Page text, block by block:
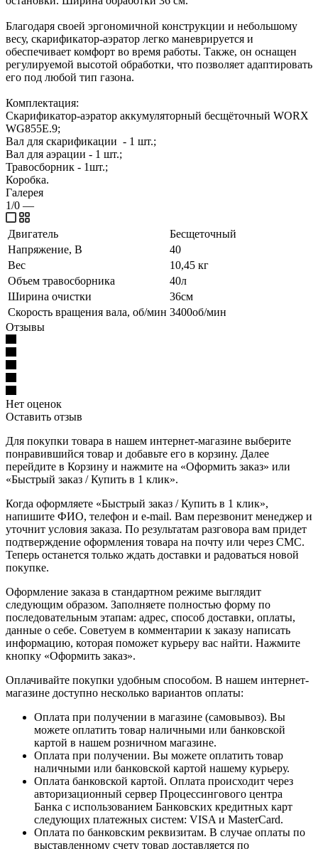
Благодаря своей эргономичной конструкции и небольшому
весу, скарификатор-аэратор легко маневрируется и
обеспечивает комфорт во время работы. Также, он оснащен
регулируемой высотой обработки, что позволяет адаптировать
его под любой тип газона.
Комплектация:
Скарификатор-аэратор аккумуляторный бесщёточный WORX
WG855E.9;
Вал для скарификации - 1 шт.;
Вал для аэрации - 1 шт.;
Травосборник - 1шт.;
Коробка.
Галерея
1/0 —
Двигатель
Бесщеточный
Напряжение, В
40
Вес
10,45 кг
Объем травосборника
40л
Ширина очистки
36см
Скорость вращения вала, об/мин 3400об/мин
Отзывы
Нет оценок
Оставить отзыв
Для покупки товара в нашем интернет-магазине выберите
понравившийся товар и добавьте его в корзину. Далее
перейдите в Корзину и нажмите на «Оформить заказ» или
«Быстрый заказ / Купить в 1 клик».
Когда оформляете «Быстрый заказ / Купить в 1 клик»,
напишите ФИО, телефон и e-mail. Вам перезвонит менеджер и
уточнит условия заказа. По результатам разговора вам придет
подтверждение оформления товара на почту или через СМС.
Теперь останется только ждать доставки и радоваться новой
покупке.
Оформление заказа в стандартном режиме выглядит
следующим образом. Заполняете полностью форму по
последовательным этапам: адрес, способ доставки, оплаты,
данные о себе. Советуем в комментарии к заказу написать
информацию, которая поможет курьеру вас найти. Нажмите
кнопку «Оформить заказ».
Оплачивайте покупки удобным способом. В нашем интернет-
магазине доступно несколько вариантов оплаты:
Оплата при получении в магазине (самовывоз). Вы
можете оплатить товар наличными или банковской
картой в нашем розничном магазине.
Оплата при получении. Вы можете оплатить товар
наличными или банковской картой нашему курьеру.
Оплата банковской картой. Оплата происходит через
авторизационный сервер Процессингового центра
Банка с использованием Банковских кредитных карт
следующих платежных систем: VISA и MasterCard.
Оплата по банковским реквизитам. В случае оплаты по
выставленному счету товар доставляется по